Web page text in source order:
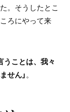
。そうしたとこ
ろにやって来
うことは、我々
せん」。